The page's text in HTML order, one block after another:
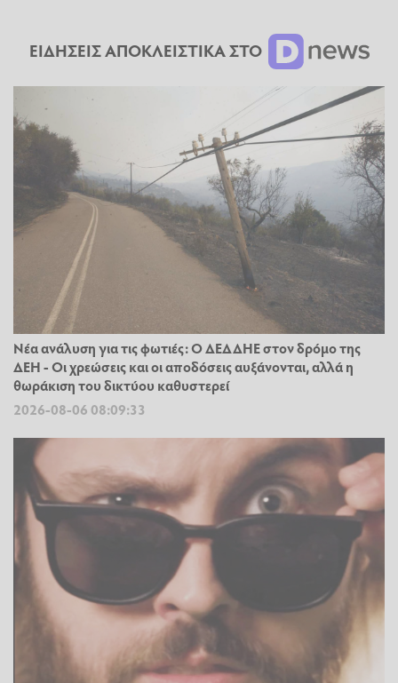
ΕΙΔΗΣΕΙΣ ΑΠΟΚΛΕΙΣΤΙΚΑ ΣΤΟ
Νέα ανάλυση για τις φωτιές: Ο ΔΕΔΔΗΕ στον δρόμο της
ΔΕΗ - Οι χρεώσεις και οι αποδόσεις αυξάνονται, αλλά η
θωράκιση του δικτύου καθυστερεί
2026-08-06 08:09:33